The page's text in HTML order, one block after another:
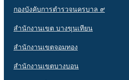
กองบังคับการตำรวจนครบาล ๙
สำนักงานเขต บางขุนเทียน
สำนักงานเขตจอมทอง
สำนักงานเขตบางบอน